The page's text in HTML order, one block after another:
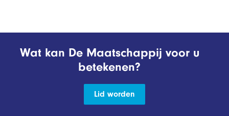
Wat kan De Maatschappij voor u
betekenen?
Lid worden